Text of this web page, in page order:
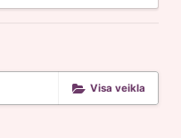
Visa veikla